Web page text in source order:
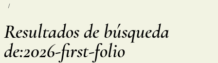
Resultados de búsqueda
de:2026-first-folio